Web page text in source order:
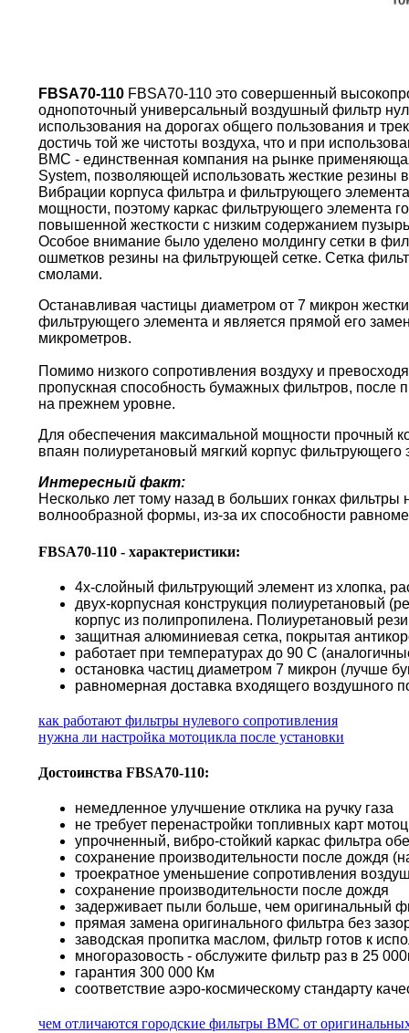
FBSA70-110 FBSA70-110 это совершенный
однопоточный универсальный воздушный фильтр
использования на дорогах общего пользования и
достичь той же чистоты воздуха, что и при
BMC - единственная компания на рынке
System, позволяющей использовать жесткие резины
Вибрации корпуса фильтра и фильтрующего
мощности, поэтому каркас фильтрующего элемента
повышенной жесткости с низким содержанием
Особое внимание было уделено молдингу сетки в
ошметков резины на фильтрующей сетке. Сетка
смолами.
Останавливая частицы диаметром от 7 микрон
фильтрующего элемента и является прямой его
микрометров.
Помимо низкого сопротивления воздуху и
пропускная способность бумажных фильтров, после
на прежнем уровне.
Для обеспечения максимальной мощности прочный
впаян полиуретановый мягкий корпус
Интересный факт:
Несколько лет тому назад в больших гонках
волнообразной формы, из-за их способности
FBSA70-110 - характеристики:
4х-слойный фильтрующий элемент из хлопка,
двух-корпусная конструкция полиуретановый
корпус из полипропилена. Полиуретановый
защитная алюминиевая сетка, покрытая
работает при температурах до 90 С
остановка частиц диаметром 7 микрон (лучше
равномерная доставка входящего воздушного
как работают фильтры нулевого сопротивления
нужна ли настройка мотоцикла после установки
Достоинства FBSA70-110:
немедленное улучшение отклика на ручку газа
не требует перенастройки топливных карт
упрочненный, вибро-стойкий каркас фильтра
сохранение производительности после дождя
троекратное уменьшение сопротивления
сохранение производительности после дождя
задерживает пыли больше, чем оригинальный
прямая замена оригинального фильтра без
заводская пропитка маслом, фильтр готов к
многоразовость - обслужите фильтр раз в 25
гарантия 300 000 Км
соответствие аэро-космическому стандарту
чем отличаются городские фильтры BMC от